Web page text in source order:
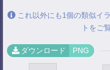
これ以外にも1個の類似イ
トをご
ダウンロード PNG